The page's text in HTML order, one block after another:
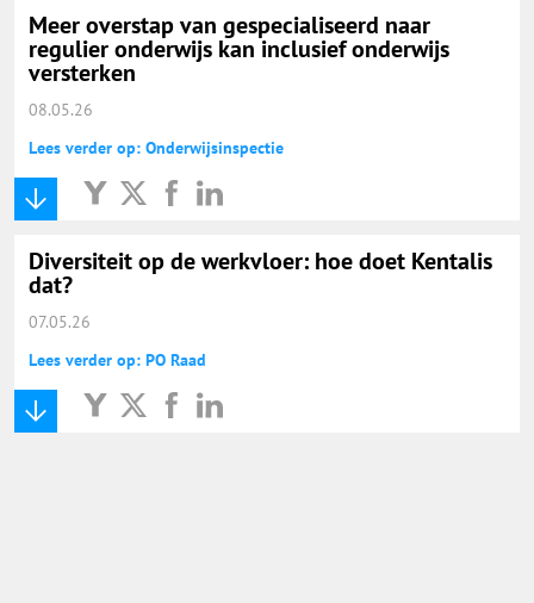
Meer overstap van gespecialiseerd naar
regulier onderwijs kan inclusief onderwijs
versterken
08.05.26
Lees verder op: Onderwijsinspectie
Diversiteit op de werkvloer: hoe doet Kentalis
dat?
07.05.26
Lees verder op: PO Raad